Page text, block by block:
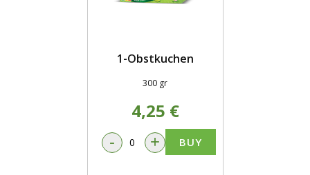
1-Obstkuchen
300 gr
4,25 €
- + BUY